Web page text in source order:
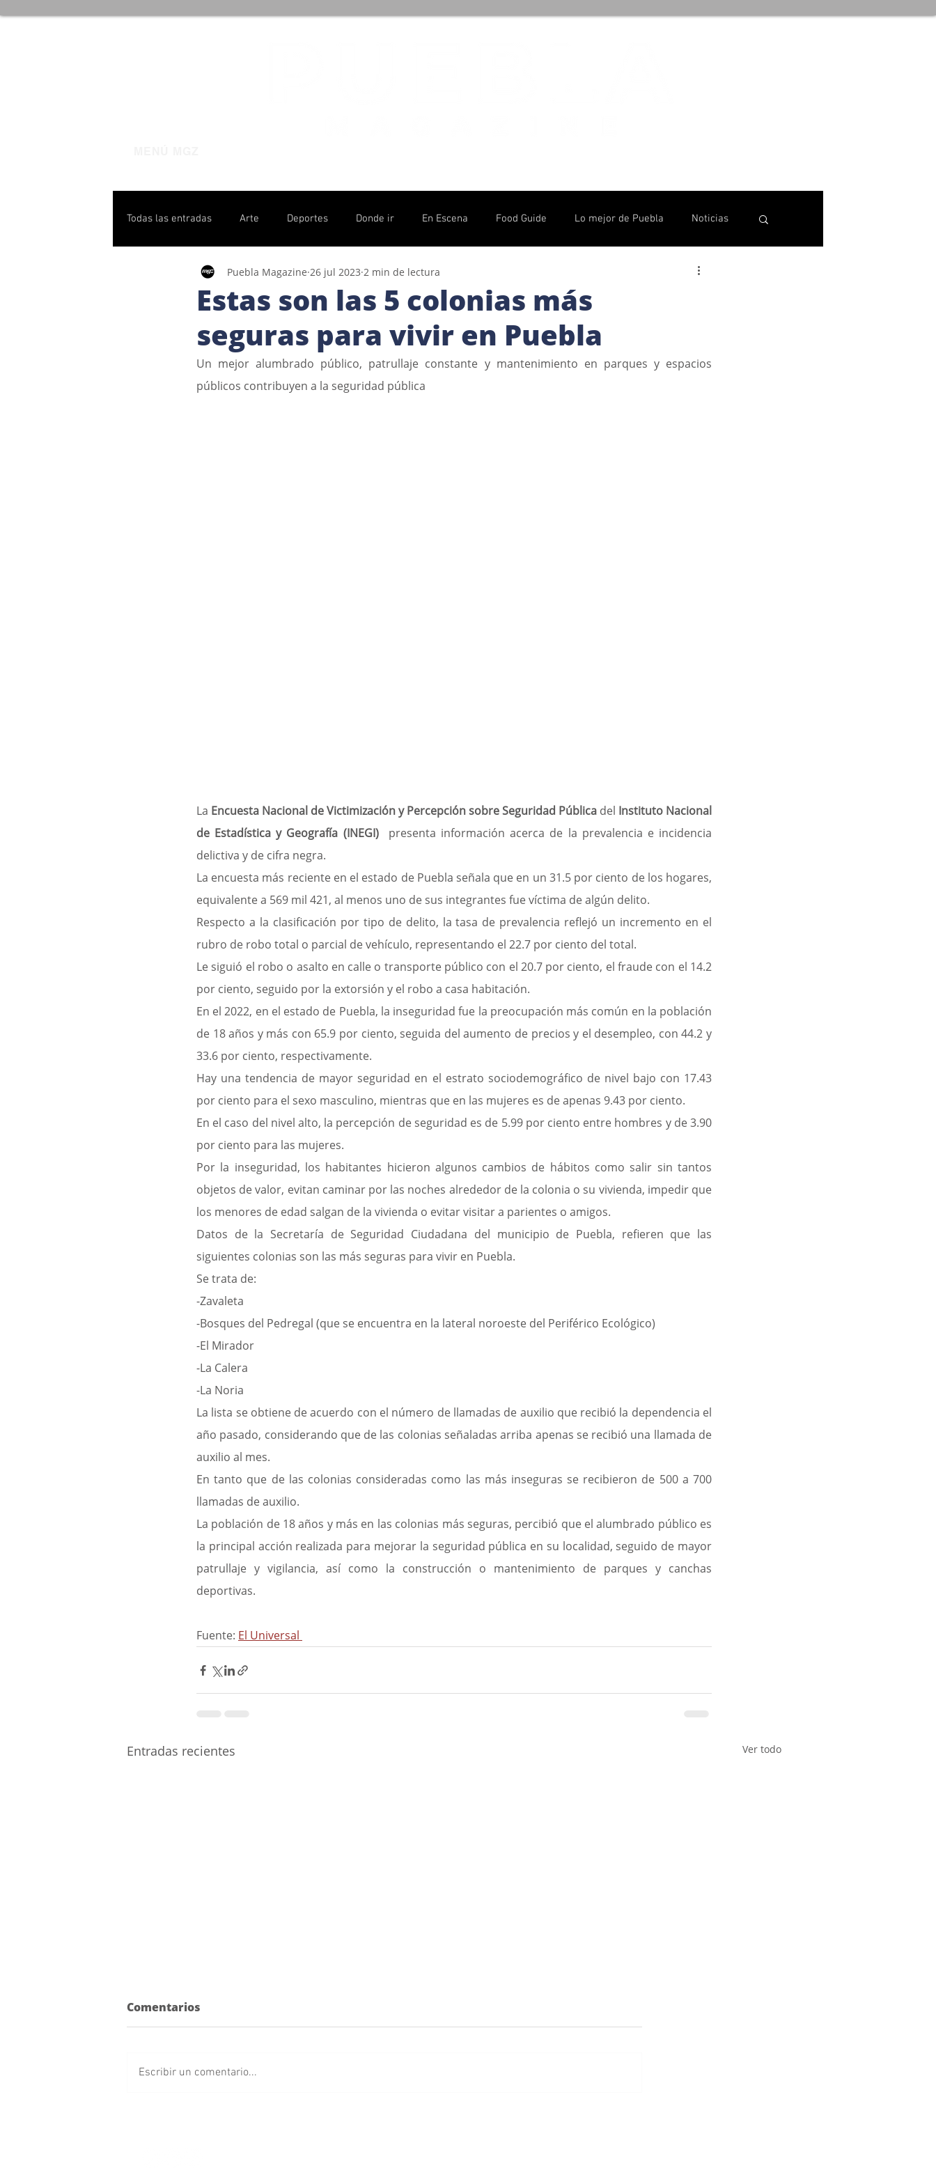
Todas las entradas Arte Deportes Donde ir En Escena Food Guide Lo mejor de Puebla Noticias
Poblanas destacadas Pulso Político
Estas son las 5 colonias más
seguras para vivir en Puebla
Puebla Magazine 26 jul 2023 2 min de lectura
Un mejor alumbrado público, patrullaje constante y mantenimiento en parques y espacios
públicos contribuyen a la seguridad pública
La Encuesta Nacional de Victimización y Percepción sobre Seguridad Pública del Instituto Nacional
de Estadística y Geografía (INEGI)
presenta información acerca de la prevalencia e incidencia
delictiva y de cifra negra.
La encuesta más reciente en el estado de Puebla señala que en un 31.5 por ciento de los hogares,
equivalente a 569 mil 421, al menos uno de sus integrantes fue víctima de algún delito.
Respecto a la clasificación por tipo de delito, la tasa de prevalencia reflejó un incremento en el
rubro de robo total o parcial de vehículo, representando el 22.7 por ciento del total.
Le siguió el robo o asalto en calle o transporte público con el 20.7 por ciento, el fraude con el 14.2
por ciento, seguido por la extorsión y el robo a casa habitación.
En el 2022, en el estado de Puebla, la inseguridad fue la preocupación más común en la población
de 18 años y más con 65.9 por ciento, seguida del aumento de precios y el desempleo, con 44.2 y
33.6 por ciento, respectivamente.
Hay una tendencia de mayor seguridad en el estrato sociodemográfico de nivel bajo con 17.43
por ciento para el sexo masculino, mientras que en las mujeres es de apenas 9.43 por ciento.
En el caso del nivel alto, la percepción de seguridad es de 5.99 por ciento entre hombres y de 3.90
por ciento para las mujeres.
Por la inseguridad, los habitantes hicieron algunos cambios de hábitos como salir sin tantos
objetos de valor, evitan caminar por las noches alrededor de la colonia o su vivienda, impedir que
los menores de edad salgan de la vivienda o evitar visitar a parientes o amigos.
Datos de la Secretaría de Seguridad Ciudadana del municipio de Puebla, refieren que las
siguientes colonias son las más seguras para vivir en Puebla.
Se trata de:
-Zavaleta
-Bosques del Pedregal (que se encuentra en la lateral noroeste del Periférico Ecológico)
-El Mirador
-La Calera
-La Noria
La lista se obtiene de acuerdo con el número de llamadas de auxilio que recibió la dependencia el
año pasado, considerando que de las colonias señaladas arriba apenas se recibió una llamada de
auxilio al mes.
En tanto que de las colonias consideradas como las más inseguras se recibieron de 500 a 700
llamadas de auxilio.
La población de 18 años y más en las colonias más seguras, percibió que el alumbrado público es
la principal acción realizada para mejorar la seguridad pública en su localidad, seguido de mayor
patrullaje y vigilancia, así como la construcción o mantenimiento de parques y canchas
deportivas.
Fuente: El Universal
Entradas recientes Ver todo
Comentarios
Escribir un comentario...